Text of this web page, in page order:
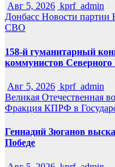
Авг 5, 2026 kprf_admin
Донбасс Новости партии
СВО
158-й гуманитарный
коммунистов
Авг 5, 2026 kprf_admin
Великая Отечественная
Фракция КПРФ в
Геннадий Зюганов
Победе